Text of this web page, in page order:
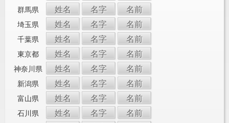
群馬県 姓名 名字 名前
埼玉県 姓名 名字 名前
千葉県 姓名 名字 名前
東京都 姓名 名字 名前
神奈川県 姓名 名字 名前
新潟県 姓名 名字 名前
富山県 姓名 名字 名前
石川県 姓名 名字 名前